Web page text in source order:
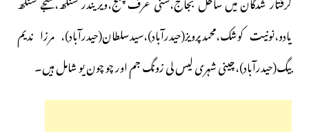
یادو،نونیت کوشک،محمدپرویز(حیدرآباد)،سیدسلطان(حیدرآباد)، مرزا ندیم
بیگ(حیدرآباد)،چینی شہری لیس لی زونگ جم اور چو چون یو شامل ہیں۔